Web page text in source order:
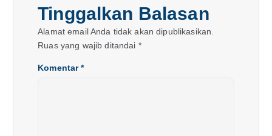
Tinggalkan Balasan
Alamat email Anda tidak akan dipublikasikan.
Ruas yang wajib ditandai *
Komentar*